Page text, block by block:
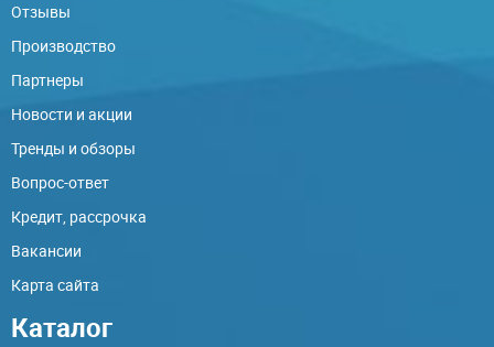
Отзывы
Производство
Партнеры
Новости и акции
Тренды и обзоры
Вопрос-ответ
Кредит, рассрочка
Вакансии
Карта сайта
Каталог